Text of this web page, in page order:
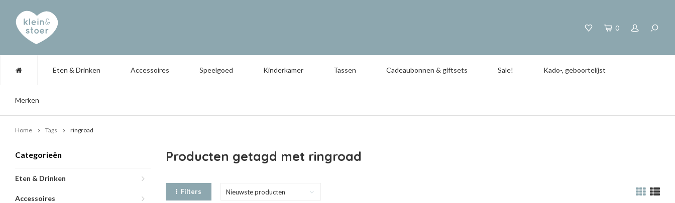
0
Eten & Drinken Accessoires Speelgoed Kinderkamer Tassen Cadeaubonnen & giftsets Sale! Kado-, geboortelijst
Merken
Home Tags ringroad
Categorieën
Eten & Drinken
Accessoires
Producten getagd met ringroad
Filters Nieuwste producten